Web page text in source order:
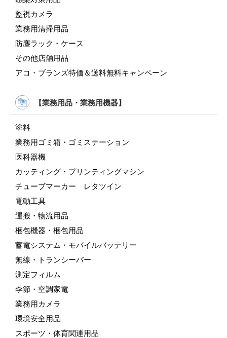
監視カメラ
業務用清掃用品
防塵ラック・ケース
その他店舗用品
アコ・ブランズ特価＆送料無料キャンペーン
【業務用品・業務用機器】
塗料
業務用ゴミ箱・ゴミステーション
医科器機
カッティング・プリンティングマシン
チューブマーカー レタツイン
電動工具
運搬・物流用品
梱包機器・梱包用品
蓄電システム・モバイルバッテリー
無線・トランシーバー
測定フィルム
季節・空調家電
業務用カメラ
環境安全用品
スポーツ・体育関連用品